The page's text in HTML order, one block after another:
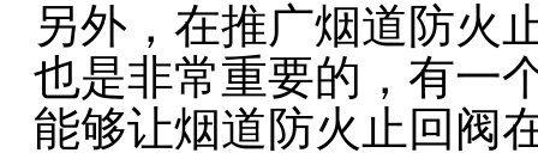
另外，在推广烟道防火
也是非常重要的，有一
能够让烟道防火止回阀